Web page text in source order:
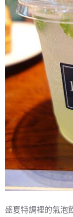
盛夏特調裡的氣泡